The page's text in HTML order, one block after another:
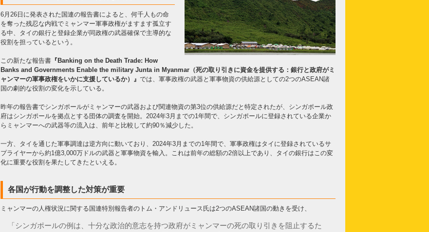
6月26日に発表された国連の報告書によると、何千人もの命
を奪った残忍な内戦でミャンマー軍事政権がますます孤立す
る中、タイの銀行と登録企業が同政権の武器確保で主導的な
役割を担っているという。
この新たな報告書 『Banking on the Death Trade: How
Banks and Governments Enable the military Junta in Myanmar（死の取り引きに資金を提供する：銀行と政府がミ
ャンマーの軍事政権をいかに支援しているか）』 では、軍事政権の武器と軍事物資の供給源としての2つのASEAN諸
国の劇的な役割の変化を示している。
昨年の報告書でシンガポールがミャンマーの武器および関連物資の第3位の供給源だと特定されたが、シンガポール政
府はシンガポールを拠点とする団体の調査を開始。2024年3月までの1年間で、シンガポールに登録されている企業か
らミャンマーへの武器等の流入は、前年と比較して約90％減少した。
一方、タイを通じた軍事調達は逆方向に動いており、2024年3月までの1年間で、軍事政権はタイに登録されているサ
プライヤーから約1億3,000万ドルの武器と軍事物資を輸入。これは前年の総額の2倍以上であり、タイの銀行はこの変
化に重要な役割を果たしてきたといえる。
各国が行動を調整した対策が重要
ミャンマーの人権状況に関する国連特別報告者のトム・アンドリュース氏は2つのASEAN諸国の動きを受け、
「シンガポールの例は、十分な政治的意志を持つ政府がミャンマーの死の取り引きを阻止するた